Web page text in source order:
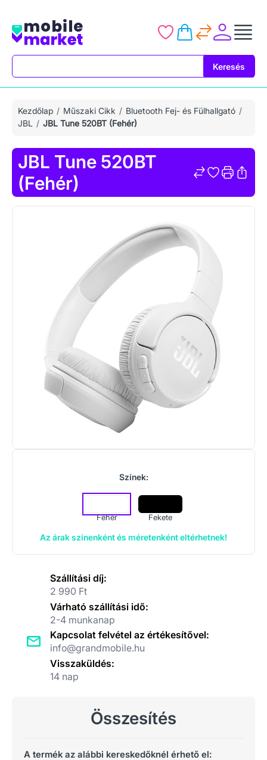
Keresés
Kezdőlap Műszaki Cikk
Bluetooth Fej- és Fülhallgató
JBL
JBL Tune 520BT (Fehér)
JBL Tune 520BT
(Fehér)
Színek:
Fehér Fekete
Az árak színenként és méretenként eltérhetnek!
Szállítási díj:
2 990 Ft
Várható szállítási idő:
2-4 munkanap
Kapcsolat felvétel az értékesítővel:
info@grandmobile.hu
Visszaküldés:
14 nap
Összesítés
A termék az alábbi kereskedőknél érhető el: